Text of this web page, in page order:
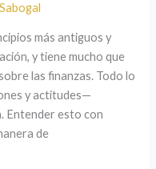
más antiguos y
y tiene mucho que
las finanzas. Todo lo
y actitudes—
Entender esto con
de